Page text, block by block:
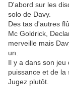
D'abord sur les
solo de Davy.
Des tas d'autres
Mc Goldrick,
merveille mais
un.
Il y a dans son jeu
puissance et de la
Jugez plutôt.